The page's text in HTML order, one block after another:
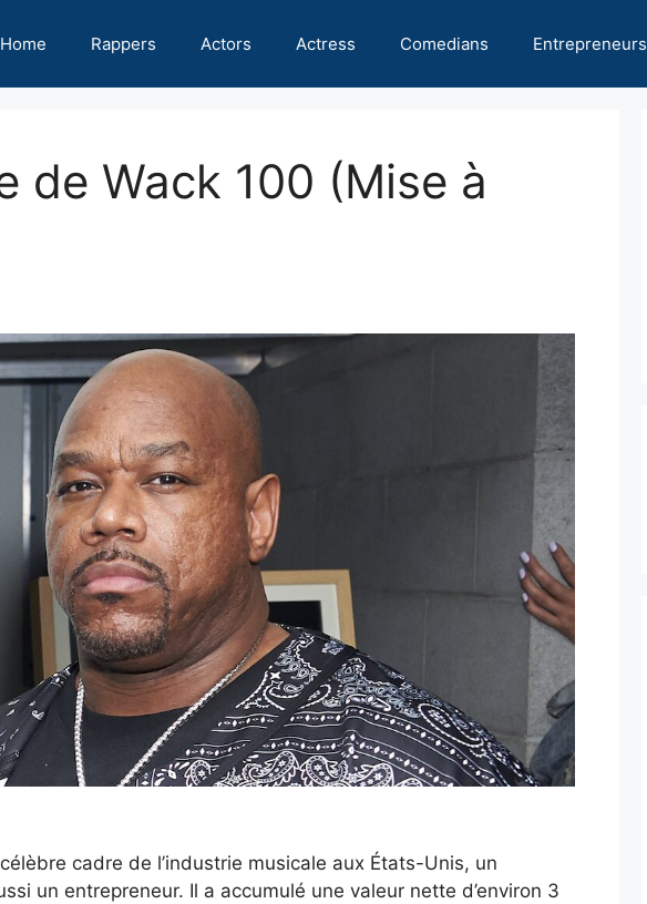
Home Rappers Actors Actress Comedians Entrepreneurs
de Wack 100 (Mise à
cadre de l’industrie musicale aux États-Unis, un
un entrepreneur. Il a accumulé une valeur nette d’environ 3